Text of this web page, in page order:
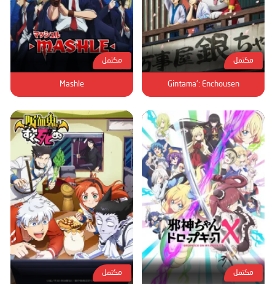
مكتمل
Gintama': Enchousen
مكتمل
Mashle
مكتمل مكتمل